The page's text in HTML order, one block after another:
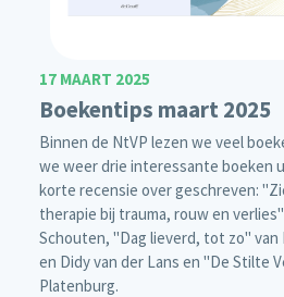
17 MAART 2025
Boekentips maart 2025
Binnen de NtVP lezen we veel
we weer drie interessante boeken
korte recensie over geschreven:
therapie bij trauma, rouw en
Schouten, "Dag lieverd, tot zo" van
en Didy van der Lans en "De Stilte
Platenburg.